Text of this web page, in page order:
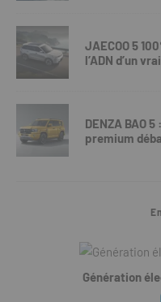
JAECOO 5
l’ADN d’un
DENZA BAO
premium
Génération